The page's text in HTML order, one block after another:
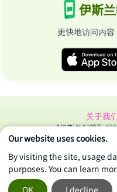
伊斯
更快地访问内
关于我
“伊斯兰问答”网
Our website uses cookies.
By visiting the site, usage
purposes. You can learn
I decline
OK